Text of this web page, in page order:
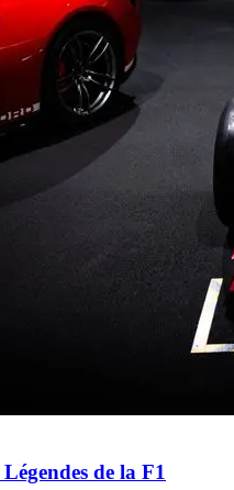
de la F1